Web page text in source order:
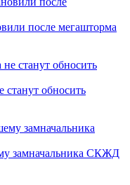
после мегашторма
станут обносить
замначальника СКЖД